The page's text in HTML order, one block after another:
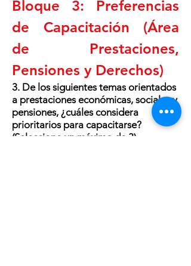
Bloque 3: Preferencias
de Capacitación (Área
de Prestaciones,
Pensiones y Derechos)
3. De los siguientes temas orientados
a prestaciones económicas, sociales y
pensiones, ¿cuáles considera
prioritarios para capacitarse?
(Seleccione un máximo de 3)